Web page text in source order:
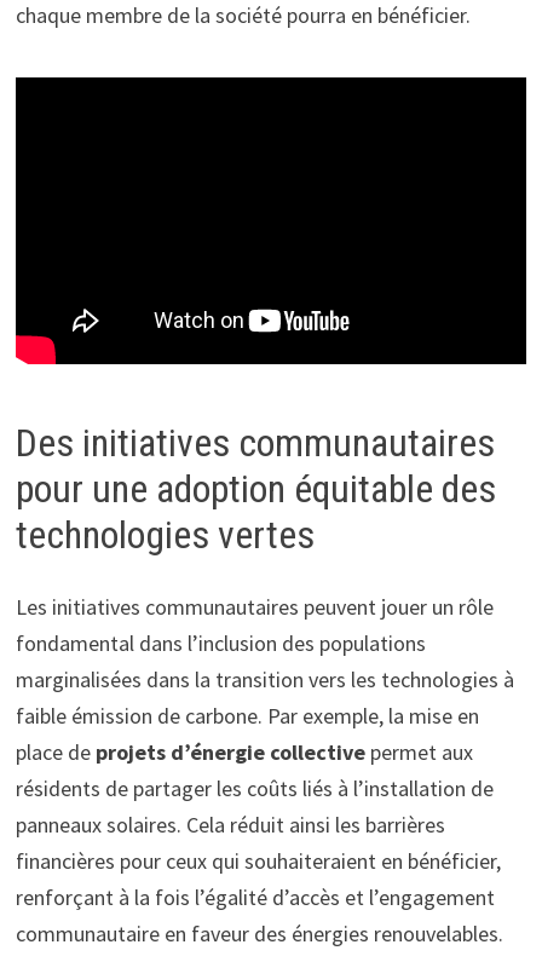
chaque membre de la société pourra en bénéficier.
Des initiatives communautaires
pour une adoption équitable des
technologies vertes
Les initiatives communautaires peuvent jouer un rôle
fondamental dans l’inclusion des populations
marginalisées dans la transition vers les technologies à
faible émission de carbone. Par exemple, la mise en
place de projets d’énergie collectivepermet aux
résidents de partager les coûts liés à l’installation de
panneaux solaires. Cela réduit ainsi les barrières
financières pour ceux qui souhaiteraient en bénéficier,
renforçant à la fois l’égalité d’accès et l’engagement
communautaire en faveur des énergies renouvelables.